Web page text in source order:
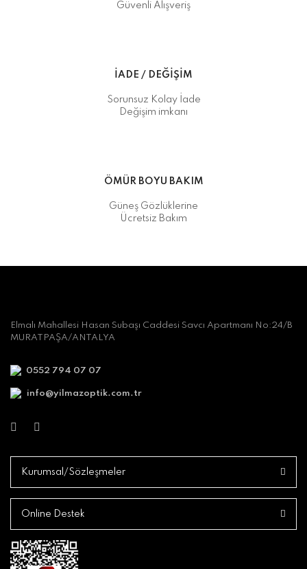
Güvenli Alışveriş
İADE / DEĞİŞİM
Sorunsuz Kolay İade
Değişim imkanı
ÖMÜR BOYU BAKIM
Güneş Gözlüklerine
Ücretsiz Bakım
Elmalı Mahallesi Hasan Subaşı Caddesi Savcı Apartmanı No:24/B
MURATPAŞA/ANTALYA
0552 794 07 07
info@yilmazoptik.com.tr
Kurumsal/Sözleşmeler
Online Destek